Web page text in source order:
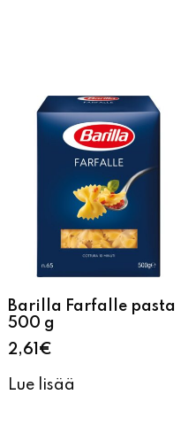
Barilla Farfalle pasta
500 g
2,61 €
Lue lisää